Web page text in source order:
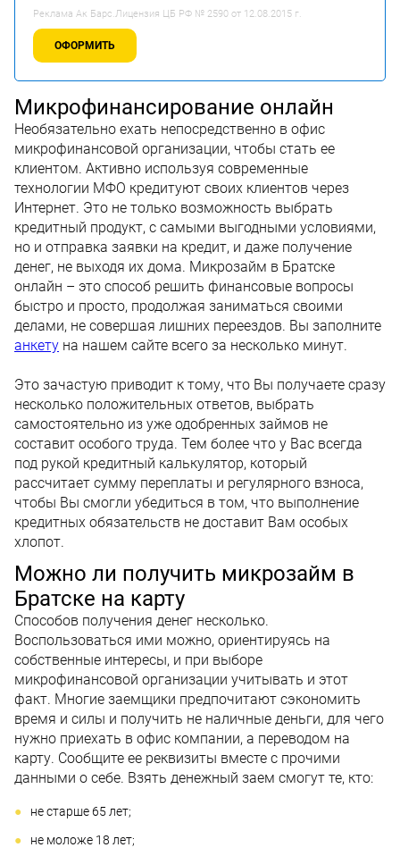
Реклама Ак Барс.Лицензия ЦБ РФ № 2590 от 12.08.2015 г.
ОФОРМИТЬ
Микрофинансирование онлайн
Необязательно ехать непосредственно в офис
микрофинансовой организации, чтобы стать ее
клиентом. Активно используя современные
технологии МФО кредитуют своих клиентов через
Интернет. Это не только возможность выбрать
кредитный продукт, с самыми выгодными условиями,
но и отправка заявки на кредит, и даже получение
денег, не выходя их дома. Микрозайм в Братске
онлайн – это способ решить финансовые вопросы
быстро и просто, продолжая заниматься своими
делами, не совершая лишних переездов. Вы заполните
анкету на нашем сайте всего за несколько минут.
Это зачастую приводит к тому, что Вы получаете сразу
несколько положительных ответов, выбрать
самостоятельно из уже одобренных займов не
составит особого труда. Тем более что у Вас всегда
под рукой кредитный калькулятор, который
рассчитает сумму переплаты и регулярного взноса,
чтобы Вы смогли убедиться в том, что выполнение
кредитных обязательств не доставит Вам особых
хлопот.
Можно ли получить микрозайм в
Братске на карту
Способов получения денег несколько.
Воспользоваться ими можно, ориентируясь на
собственные интересы, и при выборе
микрофинансовой организации учитывать и этот
факт. Многие заемщики предпочитают сэкономить
время и силы и получить не наличные деньги, для чего
нужно приехать в офис компании, а переводом на
карту. Сообщите ее реквизиты вместе с прочими
данными о себе. Взять денежный заем смогут те, кто:
не старше 65 лет;
не моложе 18 лет;